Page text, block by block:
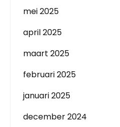
mei 2025
april 2025
maart 2025
februari 2025
januari 2025
december 2024